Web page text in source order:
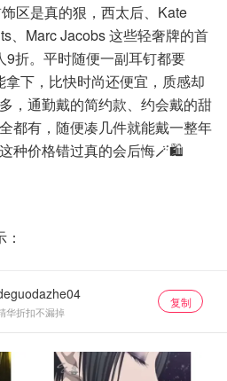
区是真的狠，西太后、Kate
、Marc Jacobs 这些轻奢牌的首
折。平时随便一副耳钉都要
下，比快时尚还便宜，质感却
，通勤戴的简约款、约会戴的甜
都有，随便凑几件就能戴一整年
种价格错过真的会后悔🪄🛍️
华折扣不漏掉
复制